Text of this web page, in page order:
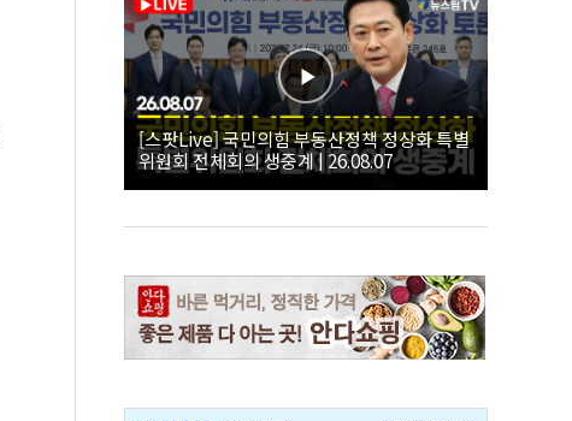
[스팟Live] 국민의힘 부동산정책 정상화 특별
위원회 전체회의 생중계 | 26.08.07